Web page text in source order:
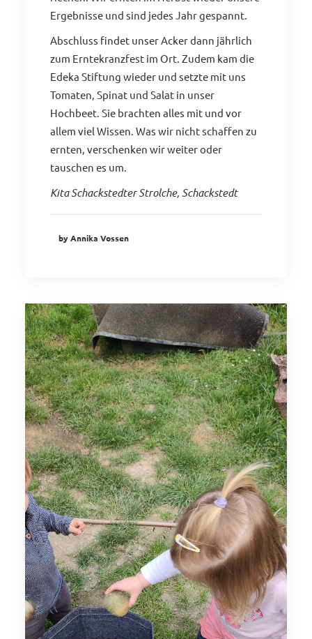
Ergebnisse und sind jedes Jahr gespannt.
Abschluss findet unser Acker dann jährlich
zum Erntekranzfest im Ort. Zudem kam die
Edeka Stiftung wieder und setzte mit uns
Tomaten, Spinat und Salat in unser
Hochbeet. Sie brachten alles mit und vor
allem viel Wissen. Was wir nicht schaffen zu
ernten, verschenken wir weiter oder
tauschen es um.
Kita Schackstedter Strolche, Schackstedt
by Annika Vossen